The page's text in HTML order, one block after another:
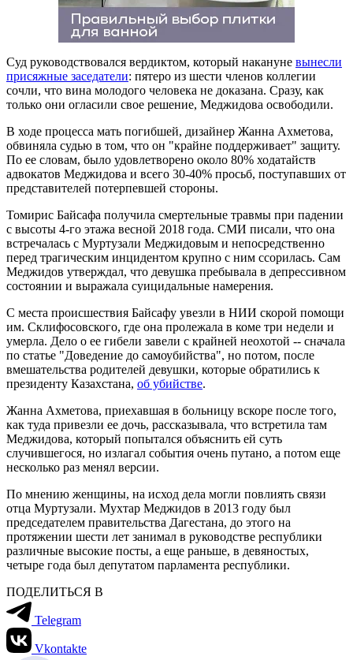
Суд руководствовался вердиктом, который накануне вынесли
присяжные заседатели: пятеро из шести членов коллегии
сочли, что вина молодого человека не доказана. Сразу, как
только они огласили свое решение, Меджидова освободили.
В ходе процесса мать погибшей, дизайнер Жанна Ахметова,
обвиняла судью в том, что он "крайне поддерживает" защиту.
По ее словам, было удовлетворено около 80% ходатайств
адвокатов Меджидова и всего 30-40% просьб, поступавших от
представителей потерпевшей стороны.
Томирис Байсафа получила смертельные травмы при падении
с высоты 4-го этажа весной 2018 года. СМИ писали, что она
встречалась с Муртузали Меджидовым и непосредственно
перед трагическим инцидентом крупно с ним ссорилась. Сам
Меджидов утверждал, что девушка пребывала в депрессивном
состоянии и выражала суицидальные намерения.
С места происшествия Байсафу увезли в НИИ скорой помощи
им. Склифосовского, где она пролежала в коме три недели и
умерла. Дело о ее гибели завели с крайней неохотой -- сначала
по статье "Доведение до самоубийства", но потом, после
вмешательства родителей девушки, которые обратились к
президенту Казахстана, об убийстве.
Жанна Ахметова, приехавшая в больницу вскоре после того,
как туда привезли ее дочь, рассказывала, что встретила там
Меджидова, который попытался объяснить ей суть
случившегося, но излагал события очень путано, а потом еще
несколько раз менял версии.
По мнению женщины, на исход дела могли повлиять связи
отца Муртузали. Мухтар Меджидов в 2013 году был
председателем правительства Дагестана, до этого на
протяжении шести лет занимал в руководстве республики
различные высокие посты, а еще раньше, в девяностых,
четыре года был депутатом парламента республики.
ПОДЕЛИТЬСЯ В
Telegram
Vkontakte